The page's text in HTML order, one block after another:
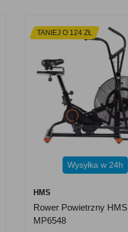
TANIEJ O 124 ZŁ
Wysyłka w 24h
HMS
Rower Powietrzny HMS
MP6548